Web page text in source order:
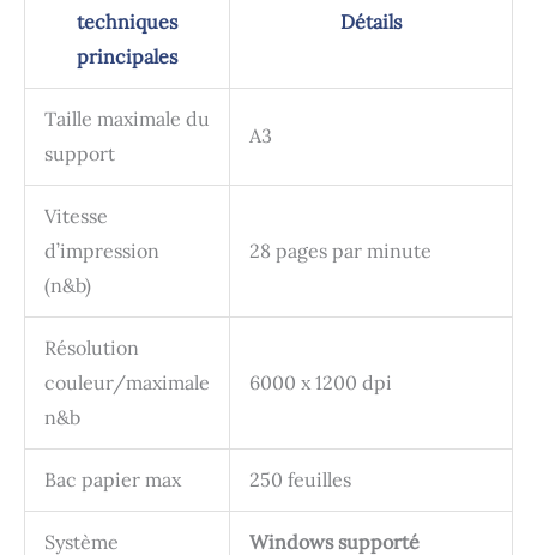
techniques
principales
Détails
Taille maximale du
support
A3
Vitesse
d’impression
(n&b)
28 pages par minute
Résolution
couleur/maximale
n&b
6000 x 1200 dpi
Bac papier max 250 feuilles
Système
Windows supporté